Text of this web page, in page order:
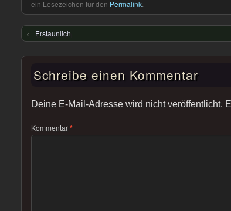
ein Lesezeichen für den Permalink
← Erstaunlich
Schreibe einen Kommentar
Deine E-Mail-Adresse wird nicht veröffentlicht.
Kommentar*